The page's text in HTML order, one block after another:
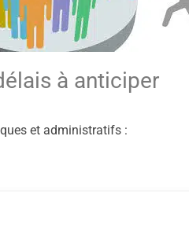
à anticiper
et administratifs :